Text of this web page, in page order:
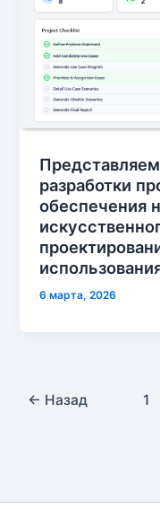
разработки
обеспечения
6 марта, 2026
← Назад 1